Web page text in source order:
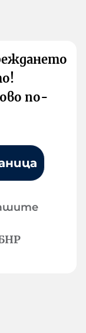
по-